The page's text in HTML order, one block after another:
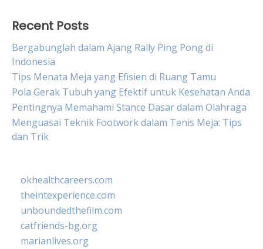
Recent Posts
Bergabunglah dalam Ajang Rally Ping Pong di
Indonesia
Tips Menata Meja yang Efisien di Ruang Tamu
Pola Gerak Tubuh yang Efektif untuk Kesehatan Anda
Pentingnya Memahami Stance Dasar dalam Olahraga
Menguasai Teknik Footwork dalam Tenis Meja: Tips
dan Trik
okhealthcareers.com
theintexperience.com
unboundedthefilm.com
catfriends-bg.org
marianlives.org